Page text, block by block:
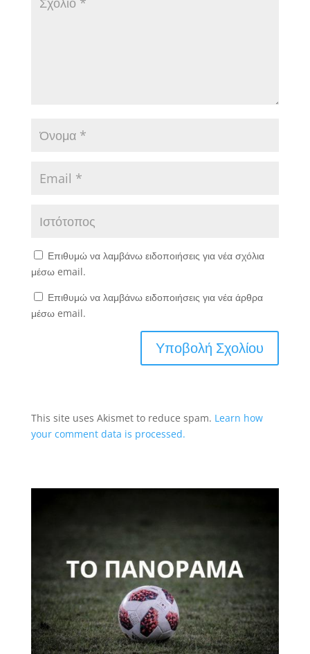
Επιθυμώ να λαμβάνω ειδοποιήσεις για νέα σχόλια
μέσω email.
Επιθυμώ να λαμβάνω ειδοποιήσεις για νέα άρθρα
μέσω email.
This site uses Akismet to reduce spam. Learn how
your comment data is processed.